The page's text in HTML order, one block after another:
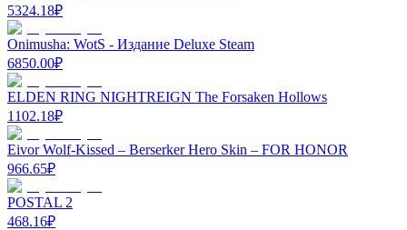
5324.18₽
Onimusha: WotS - Издание Deluxe Steam
6850.00₽
ELDEN RING NIGHTREIGN The Forsaken Hollows
1102.18₽
Eivor Wolf-Kissed – Berserker Hero Skin – FOR HONOR
966.65₽
POSTAL 2
468.16₽